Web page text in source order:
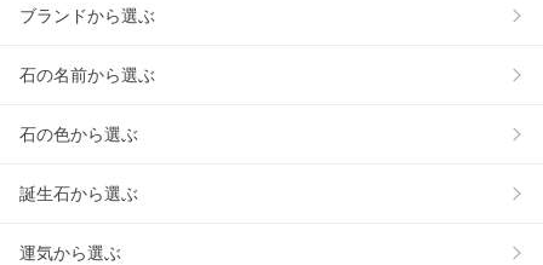
ブランドから選ぶ
石の名前から選ぶ
石の色から選ぶ
誕生石から選ぶ
運気から選ぶ